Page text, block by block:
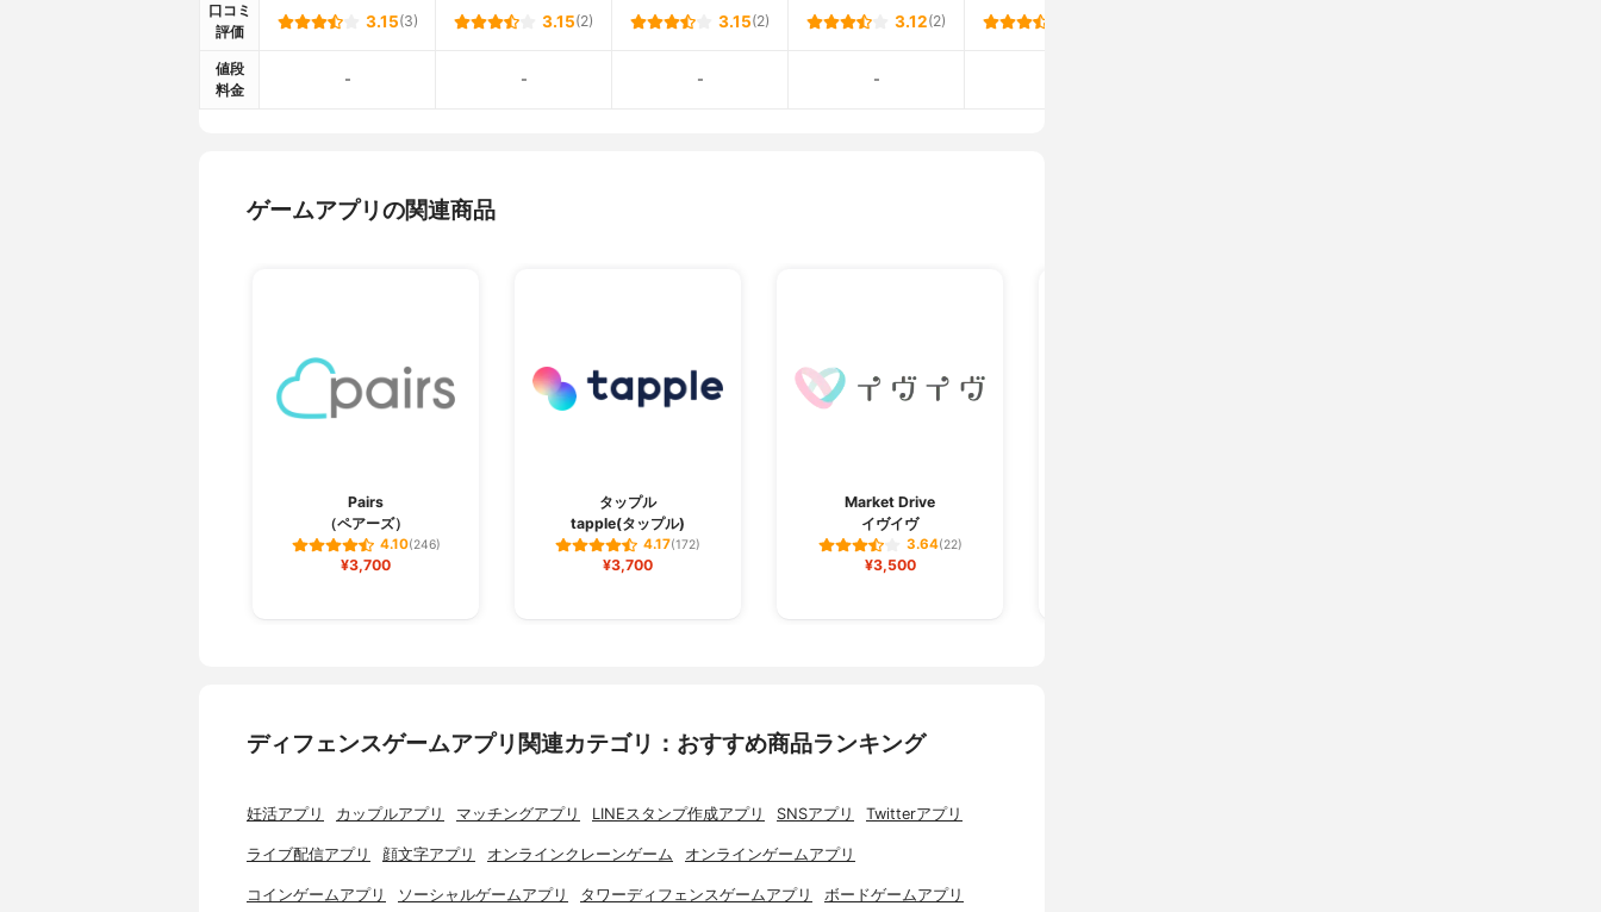
口コミ
評価
3.15(3) 3.15(2) 3.15(2) 3.12(2)
値段
料金
- - - -
ゲームアプリの関連商品
Pairs
（ペアーズ）
4.10(246)
¥3,700
タップル
tapple(タップル)
4.17(172)
¥3,700
Market Drive
イヴイヴ
3.64(22)
¥3,500
ディフェンスゲームアプリ関連カテゴリ：おすすめ商品ランキング
妊活アプリ カップルアプリ マッチングアプリ LINEスタンプ作成アプリ SNSアプリ Twitterアプリ
ライブ配信アプリ 顔文字アプリ オンラインクレーンゲーム オンラインゲームアプリ
コインゲームアプリ ソーシャルゲームアプリ タワーディフェンスゲームアプリ ボードゲームアプリ